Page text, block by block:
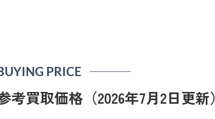
PRICE
買取価格（2026年7月2日更新）